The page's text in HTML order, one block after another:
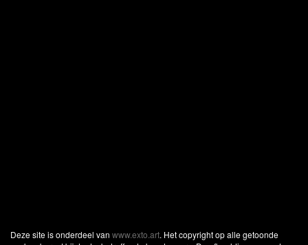
Deze site is onderdeel van www.exto.art. Het copyright op alle getoonde